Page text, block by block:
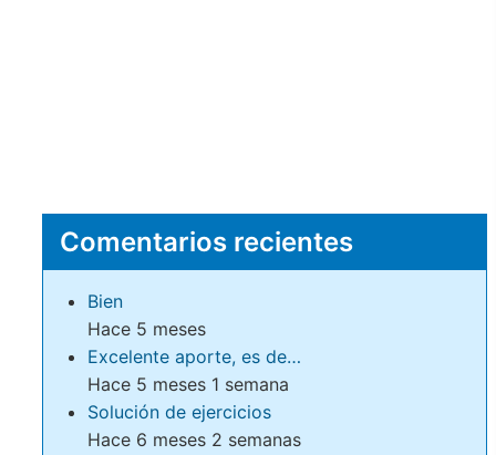
Comentarios recientes
Bien
Hace 5 meses
Excelente aporte, es de…
Hace 5 meses 1 semana
Solución de ejercicios
Hace 6 meses 2 semanas